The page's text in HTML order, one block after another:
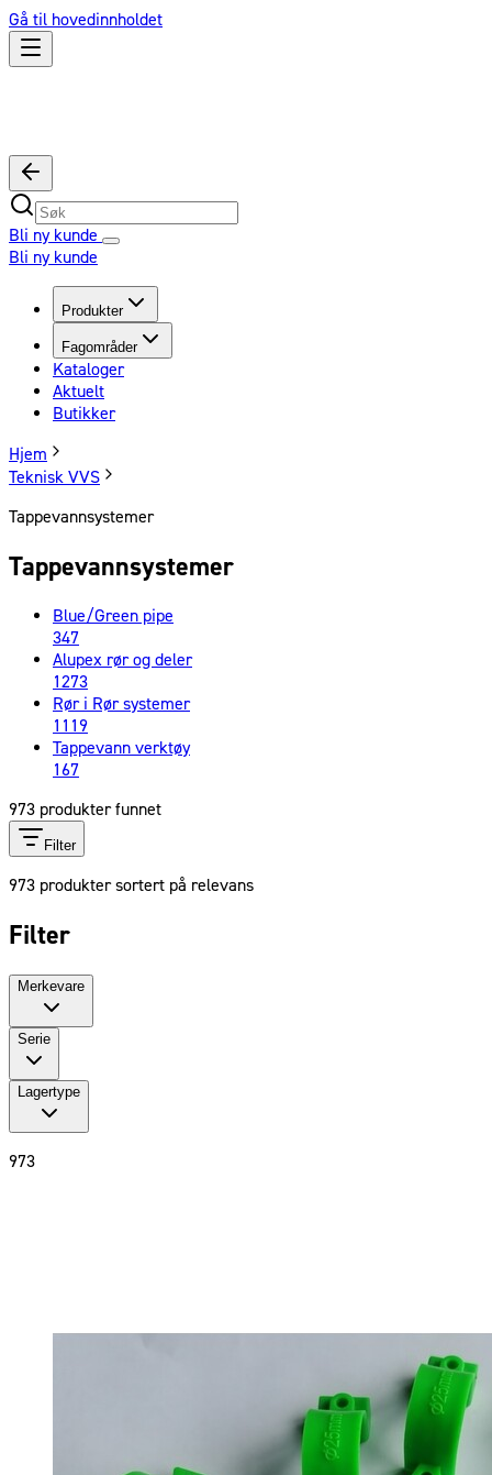
Gå til hovedinnholdet
Bli ny kunde
Bli ny kunde
Produkter
Fagområder
Kataloger
Aktuelt
Butikker
Hjem
Teknisk VVS
Tappevannsystemer
Tappevannsystemer
Blue/Green pipe
347
Alupex rør og deler
1273
Rør i Rør systemer
1119
Tappevann verktøy
167
973 produkter funnet
Filter
973 produkter sortert på relevans
Filter
Merkevare
Serie
Lagertype
973